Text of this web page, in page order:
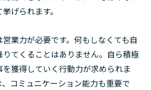
げられます。
業力が必要です。何もしなくても自
てくることはありません。自ら積極
獲得していく行動力が求められま
コミュニケーション能力も重要で